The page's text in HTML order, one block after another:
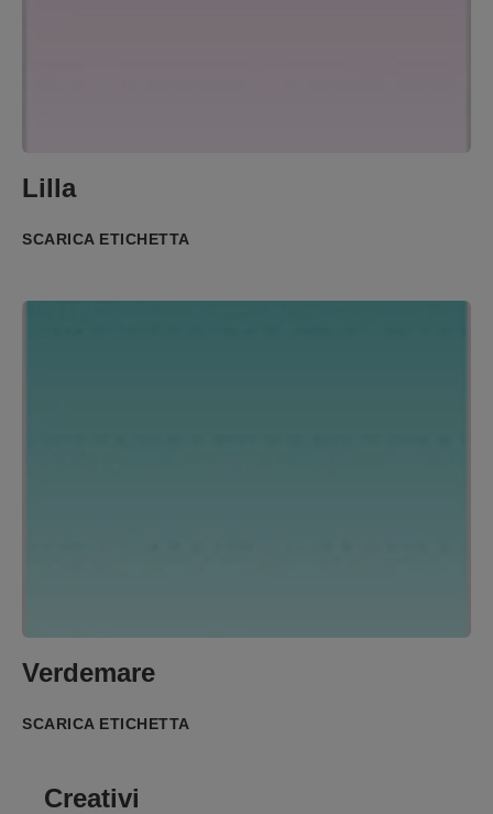
Lilla
SCARICA ETICHETTA
Verdemare
SCARICA ETICHETTA
Creativi